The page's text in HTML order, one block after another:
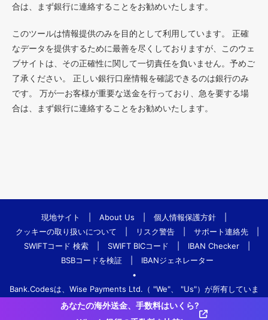
合は、まず銀行に連絡することをお勧めいたします。
このツールは情報提供のみを目的として利用しています。 正確
なデータを提供するために最善を尽くしておりますが、このウェ
ブサイトは、その正確性に関して一切責任を負いません。予めご
了承ください。 正しい銀行口座情報を確認できるのは銀行のみ
です。 万が一お客様が重要な送金を行っており、急を要する場
合は、まず銀行に連絡することをお勧めいたします。
現地サイト About Us 個人情報保護方針
クッキーの取り扱いについて
リスク警告 サポート連絡先
SWIFTコード 検索
SWIFT BICコード IBAN Checker
BSBコードを検証
IBANジェネレーター
•
Bank.Codesは、Wise Payments Ltd.（ "We"、 "Us"）が所有していま
す。
あなたの海外送金、手数料はいくら?